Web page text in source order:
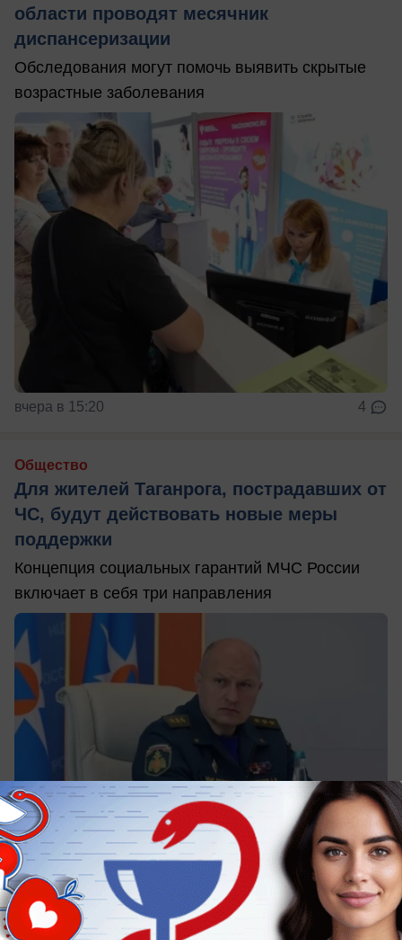
области проводят месячник
диспансеризации
Обследования могут помочь выявить скрытые
возрастные заболевания
вчера в 15:20 4
Общество
Для жителей Таганрога, пострадавших от
ЧС, будут действовать новые меры
поддержки
Концепция социальных гарантий МЧС России
включает в себя три направления
вчера в 15:10 1